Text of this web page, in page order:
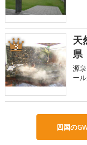
3
天
県
源
ー
四国の